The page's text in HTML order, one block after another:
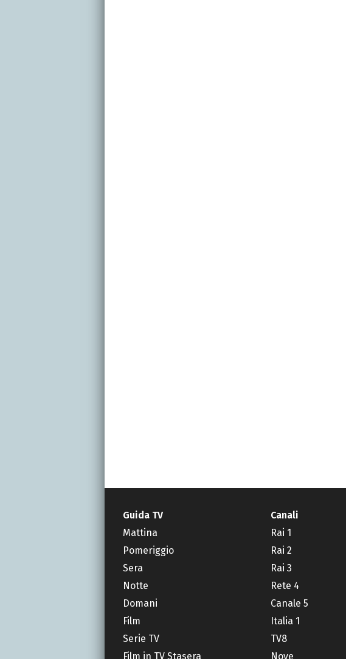
Guida TV
Mattina
Pomeriggio
Sera
Notte
Domani
Film
Serie TV
Film in TV Stasera
Canali
Rai 1
Rai 2
Rai 3
Rete 4
Canale 5
Italia 1
TV8
Nove